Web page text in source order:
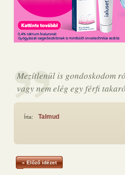
Mezítlenül is gondoskodom
vagy nem elég egy férfi
Írta: Talmud
« Előző idézet